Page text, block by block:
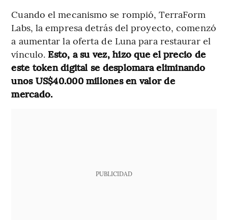
Cuando el mecanismo se rompió, TerraForm
Labs, la empresa detrás del proyecto, comenzó
a aumentar la oferta de Luna para restaurar el
vínculo. Esto, a su vez, hizo que el precio de
este token digital se desplomara eliminando
unos US$40.000 millones en valor de
mercado.
PUBLICIDAD